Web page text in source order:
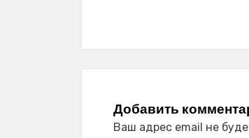
Добавить
Ваш адрес email не